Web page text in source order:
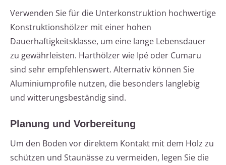
Verwenden Sie für die Unterkonstruktion hochwertige
Konstruktionshölzer mit einer hohen
Dauerhaftigkeitsklasse, um eine lange Lebensdauer
zu gewährleisten. Harthölzer wie Ipé oder Cumaru
sind sehr empfehlenswert. Alternativ können Sie
Aluminiumprofile nutzen, die besonders langlebig
und witterungsbeständig sind.
Planung und Vorbereitung
Um den Boden vor direktem Kontakt mit dem Holz zu
schützen und Staunässe zu vermeiden, legen Sie die